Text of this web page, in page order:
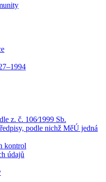
z. č. 106⁄1999 Sb.
podle nichž MěÚ jedná
kontrol
údajů